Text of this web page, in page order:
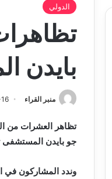
الدولي
بايدن
منبر القراء
تظاهر العشرات من
جو بايدن المستشفى
وندد المشاركون في